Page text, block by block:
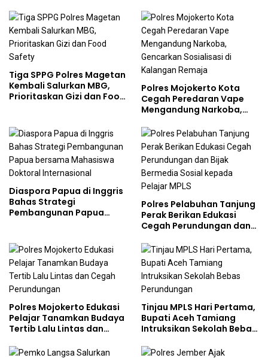
Tiga SPPG Polres Magetan
Kembali Salurkan MBG,
Prioritaskan Gizi dan Food
Polres Mojokerto Kota
Cegah Peredaran Vape
Mengandung Narkoba,
Kalangan Remaja
Diaspora Papua di Inggris
Bahas Strategi
Pembangunan Papua
Polres Pelabuhan Tanjung
Perak Berikan Edukasi
Cegah Perundungan dan
kepada Pelajar MPLS
Polres Mojokerto Edukasi
Pelajar Tanamkan Budaya
Tertib Lalu Lintas dan
Tinjau MPLS Hari Pertama,
Bupati Aceh Tamiang
Intruksikan Sekolah Bebas